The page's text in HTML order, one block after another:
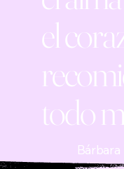
el
todo
Bárbara